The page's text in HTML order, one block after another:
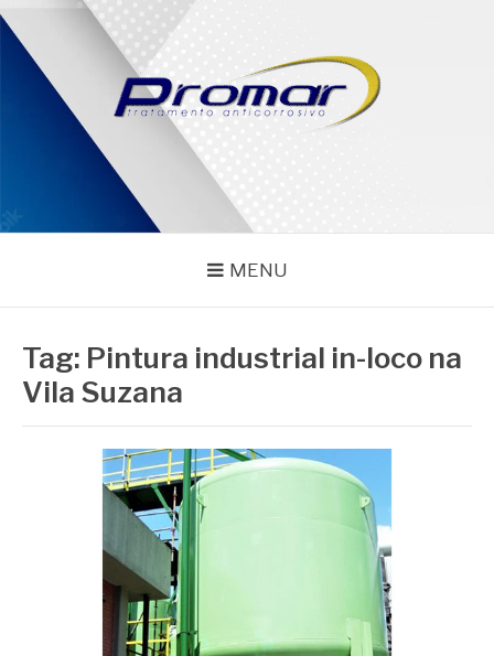
Pular
para
conteúdo
PROMAR
MENU
Tag: Pintura industrial in-loco na
Vila Suzana